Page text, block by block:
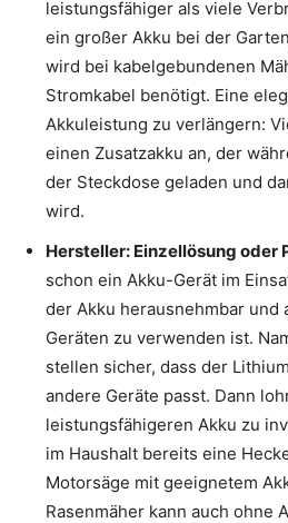
leistungsfähiger als viele
ein großer Akku bei der
wird bei kabelgebundenen
Stromkabel benötigt. Eine
Akkuleistung zu verlängern:
einen Zusatzakku an, der
der Steckdose geladen und
wird.
Hersteller: Einzellösung oder
schon ein Akku-Gerät im
der Akku herausnehmbar und
Geräten zu verwenden ist.
stellen sicher, dass der
andere Geräte passt. Dann
leistungsfähigeren Akku zu
im Haushalt bereits eine
Motorsäge mit geeignetem
Rasenmäher kann auch ohne